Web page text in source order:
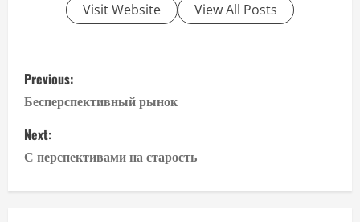
Visit Website View All Posts
P
o
s
t
Previous:
Бесперспективный рынок
Next:
С перспективами на старость